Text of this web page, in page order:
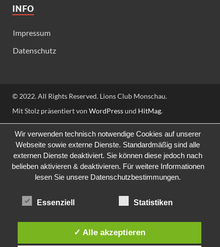
INFO
Impressum
Datenschutz
© 2022. All Rights Reserved. Lions Club Monschau.
Mit Stolz präsentiert von WordPressund HitMag.
Wir verwenden technisch notwendige Cookies auf unserer
Webseite sowie externe Dienste. Standardmäßig sind alle
externen Dienste deaktiviert. Sie können diese jedoch nach
belieben aktivieren & deaktivieren. Für weitere Informationen
lesen Sie unsere Datenschutzbestimmungen.
Essenziell Statistiken
✓ Alle akzeptieren